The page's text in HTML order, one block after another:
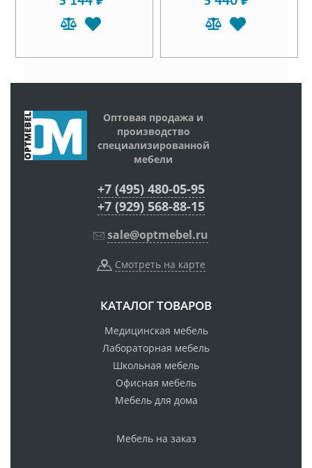
Оптовая продажа и
производство
специализированной
мебели
+7 (495) 480-05-95
+7 (929) 568-88-15
sale@optmebel.ru
Смотреть на карте
КАТАЛОГ ТОВАРОВ
Медицинская мебель
Лабораторная мебель
Школьная мебель
Офисная мебель
Мебель для дома
Мебель на заказ